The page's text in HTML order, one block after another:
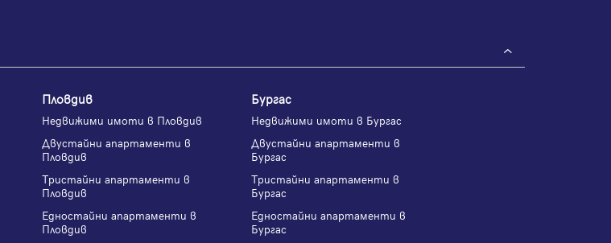
Пловдив
Недвижими имоти в Пловдив
Двустайни апартаменти в
Пловдив
Тристайни апартаменти в
Пловдив
Едностайни апартаменти в
Пловдив
Бургас
Недвижими имоти в Бургас
Двустайни апартаменти в
Бургас
Тристайни апартаменти в
Бургас
Едностайни апартаменти в
Бургас